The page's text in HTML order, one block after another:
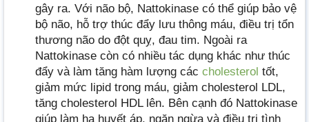
gây ra. Với não bộ, Nattokinase có thể giúp bảo vệ
bộ não, hỗ trợ thúc đẩy lưu thông máu, điều trị tổn
thương não do đột quỵ, đau tim. Ngoài ra
Nattokinase còn có nhiều tác dụng khác như thúc
đẩy và làm tăng hàm lượng các cholesterol tốt,
giảm mức lipid trong máu, giảm cholesterol LDL,
tăng cholesterol HDL lên. Bên cạnh đó Nattokinase
giúp làm hạ huyết áp, ngăn ngừa và điều trị tình